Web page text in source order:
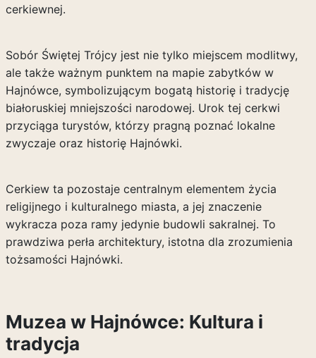
cerkiewnej.
Sobór Świętej Trójcy jest nie tylko miejscem modlitwy,
ale także ważnym punktem na mapie zabytków w
Hajnówce, symbolizującym bogatą historię i tradycję
białoruskiej mniejszości narodowej. Urok tej cerkwi
przyciąga turystów, którzy pragną poznać lokalne
zwyczaje oraz historię Hajnówki.
Cerkiew ta pozostaje centralnym elementem życia
religijnego i kulturalnego miasta, a jej znaczenie
wykracza poza ramy jedynie budowli sakralnej. To
prawdziwa perła architektury, istotna dla zrozumienia
tożsamości Hajnówki.
Muzea w Hajnówce: Kultura i
tradycja